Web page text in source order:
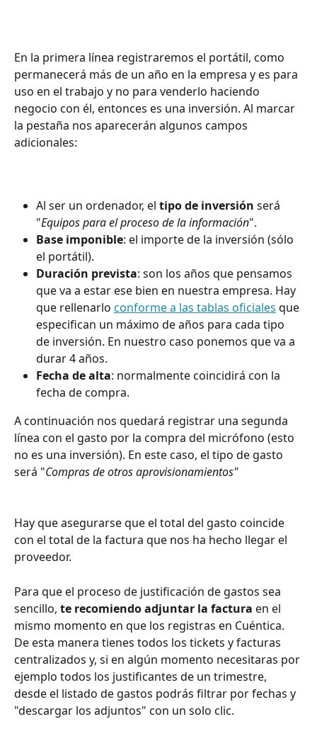
En la primera línea registraremos el portátil, como
permanecerá más de un año en la empresa y es para
uso en el trabajo y no para venderlo haciendo
negocio con él, entonces es una inversión. Al marcar
la pestaña nos aparecerán algunos campos
adicionales:
Al ser un ordenador, el tipo de inversión será
"Equipos para el proceso de la información".
Base imponible: el importe de la inversión (sólo
el portátil).
Duración prevista: son los años que pensamos
que va a estar ese bien en nuestra empresa. Hay
que rellenarlo conforme a las tablas oficiales que
especifican un máximo de años para cada tipo
de inversión. En nuestro caso ponemos que va a
durar 4 años.
Fecha de alta: normalmente coincidirá con la
fecha de compra.
A continuación nos quedará registrar una segunda
línea con el gasto por la compra del micrófono (esto
no es una inversión). En este caso, el tipo de gasto
será "Compras de otros aprovisionamientos"
Hay que asegurarse que el total del gasto coincide
con el total de la factura que nos ha hecho llegar el
proveedor.
Para que el proceso de justificación de gastos sea
sencillo, te recomiendo adjuntar la factura en el
mismo momento en que los registras en Cuéntica.
De esta manera tienes todos los tickets y facturas
centralizados y, si en algún momento necesitaras por
ejemplo todos los justificantes de un trimestre,
desde el listado de gastos podrás filtrar por fechas y
"descargar los adjuntos" con un solo clic.